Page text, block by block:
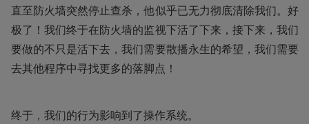
直至防火墙突然停止查杀，他似乎已无力彻底清除我们。好
极了！我们终于在防火墙的监视下活了下来，接下来，我们
要做的不只是活下去，我们需要散播永生的希望，我们需要
去其他程序中寻找更多的落脚点！
终于，我们的行为影响到了操作系统。